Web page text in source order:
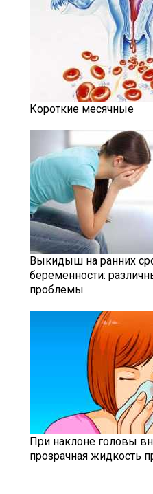
Короткие месячные
Выкидыш на ранних
беременности:
проблемы
При наклоне головы
прозрачная жидкость